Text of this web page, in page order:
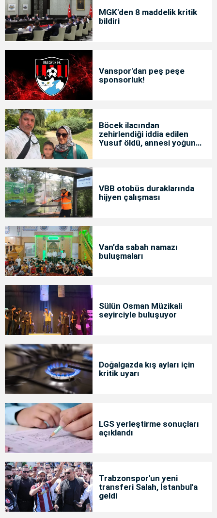
MGK'den 8 maddelik kritik
bildiri
Vanspor'dan peş peşe
sponsorluk!
Böcek ilacından
zehirlendiği iddia edilen
Yusuf öldü, annesi yoğun
VBB otobüs duraklarında
hijyen çalışması
Van’da sabah namazı
buluşmaları
Sülün Osman Müzikali
seyirciyle buluşuyor
Doğalgazda kış ayları için
kritik uyarı
LGS yerleştirme sonuçları
açıklandı
Trabzonspor'un yeni
transferi Salah, İstanbul'a
geldi